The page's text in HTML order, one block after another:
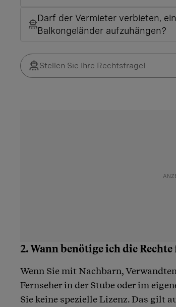
Darf der Vermieter verbieten,
Balkongeländer aufzuhängen?
2. Wann benötige ich die
Wenn Sie mit Nachbarn,
Fernseher in der Stube oder im
Sie keine spezielle Lizenz. Das gilt